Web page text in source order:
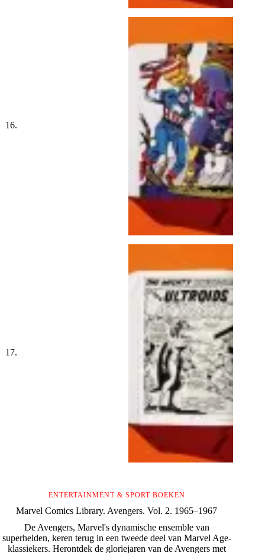
ENTERTAINMENT & SPORT BOEKEN
Marvel Comics Library. Avengers. Vol. 2. 1965–1967
De Avengers, Marvel's dynamische ensemble van
superhelden, keren terug in een tweede deel van Marvel Age-
klassiekers. Herontdek de gloriejaren van de Avengers met